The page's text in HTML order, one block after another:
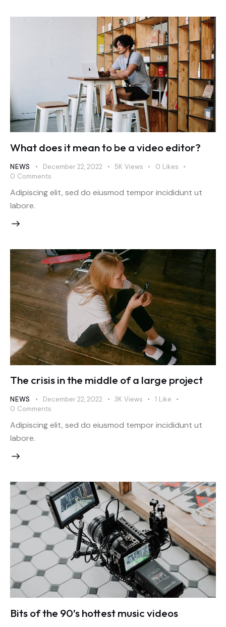
What does it mean to be a video editor?
NEWS December 22, 2022 5K Views 0 Likes
0 Comments
Adipiscing elit, sed do eiusmod tempor incididunt ut
labore.
The crisis in the middle of a large project
NEWS December 22, 2022 3K Views 1 Like
0 Comments
Adipiscing elit, sed do eiusmod tempor incididunt ut
labore.
Bits of the 90’s hottest music videos